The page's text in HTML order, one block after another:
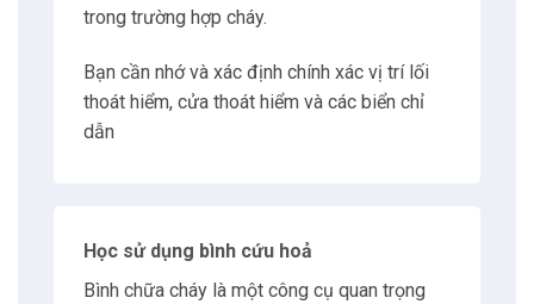
5.4 Khi phải băng qua lửa hoặc khói
Khi không thể thoát khỏi căn hộ
6.3 Tuyệt đối không được nhảy từ tầng cao xuống
trong trường hợp cháy.
Bạn cần nhớ và xác định chính xác vị trí lối
thoát hiểm, cửa thoát hiểm và các biển chỉ
dẫn
Học sử dụng bình cứu hoả
Bình chữa cháy là một công cụ quan trọng